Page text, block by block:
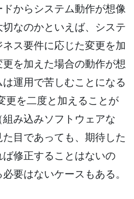
からシステム動作が想像
なのかといえば、システ
ス要件に応じた変更を加
を加えた場合の動作が想
運用で苦しむことになる
更を二度と加えることが
み込みソフトウェアな
目であっても、期待した
修正することはないの
要はないケースもある。